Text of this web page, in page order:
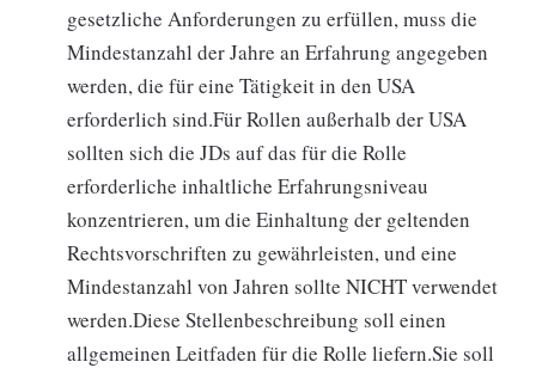
gesetzliche Anforderungen zu erfüllen, muss die
Mindestanzahl der Jahre an Erfahrung angegeben
werden, die für eine Tätigkeit in den USA
erforderlich sind.Für Rollen außerhalb der USA
sollten sich die JDs auf das für die Rolle
erforderliche inhaltliche Erfahrungsniveau
konzentrieren, um die Einhaltung der geltenden
Rechtsvorschriften zu gewährleisten, und eine
Mindestanzahl von Jahren sollte NICHT verwendet
werden.Diese Stellenbeschreibung soll einen
allgemeinen Leitfaden für die Rolle liefern.Sie soll